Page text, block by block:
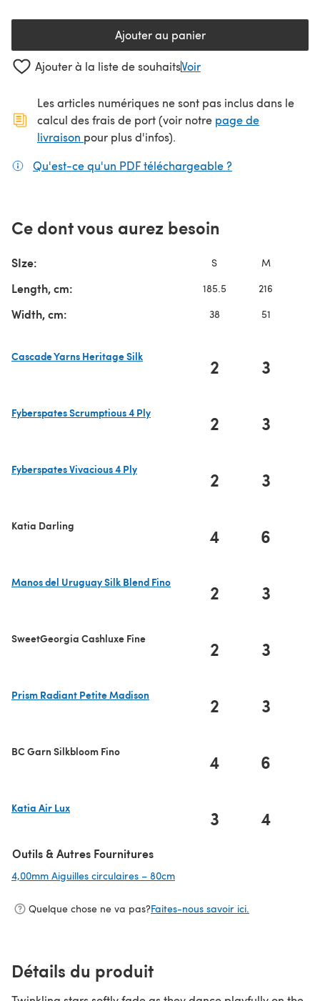
Ajouter au panier
Ajouter à la liste de souhaitsVoir
Les articles numériques ne sont pas inclus dans le
calcul des frais de port (voir notre page de
livraison (s'ouvre dans un nouvel onglet)
pour plus d'infos).
Qu'est-ce qu'un PDF téléchargeable ?
Ce dont vous aurez besoin
SIze: S M
Length, cm: 185.5 216
Width, cm: 38 51
Cascade Yarns Heritage Silk
2 3
Fyberspates Scrumptious 4 Ply
2 3
Fyberspates Vivacious 4 Ply
2 3
Katia Darling 4 6
Manos del Uruguay Silk Blend Fino
2 3
SweetGeorgia Cashluxe Fine 2 3
Prism Radiant Petite Madison
2 3
BC Garn Silkbloom Fino 4 6
Katia Air Lux
3 4
Outils & Autres Fournitures
4,00mm Aiguilles circulaires – 80cm
Quelque chose ne va pas?Faites-nous savoir ici.
Détails du produit